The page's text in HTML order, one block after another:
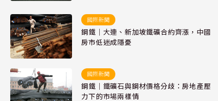
國際新聞
鋼鐵｜大連、新加坡鐵礦合約齊漲，中國
房市低迷成隱憂
國際新聞
鋼鐵｜鐵礦石與鋼材價格分歧：房地產壓
力下的市場兩樣情